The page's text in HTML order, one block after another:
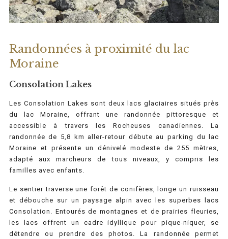
Randonnées à proximité du lac
Moraine
Consolation Lakes
Les Consolation Lakes sont deux lacs glaciaires situés près
du lac Moraine, offrant une randonnée pittoresque et
accessible à travers les Rocheuses canadiennes. La
randonnée de 5,8 km aller-retour débute au parking du lac
Moraine et présente un dénivelé modeste de 255 mètres,
adapté aux marcheurs de tous niveaux, y compris les
familles avec enfants.
Le sentier traverse une forêt de conifères, longe un ruisseau
et débouche sur un paysage alpin avec les superbes lacs
Consolation. Entourés de montagnes et de prairies fleuries,
les lacs offrent un cadre idyllique pour pique-niquer, se
détendre ou prendre des photos. La randonnée permet